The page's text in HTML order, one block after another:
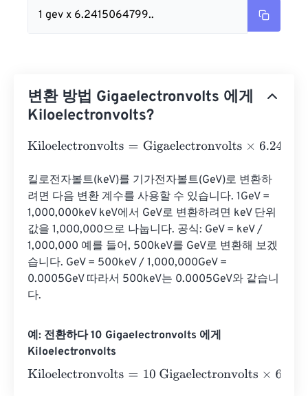
1 gev x 6.2415064799..
변환 방법 Gigaelectronvolts 에게
Kiloelectronvolts?
Kiloelectronvolts=Gigaelectronvolts×
킬로전자볼트(keV)를 기가전자볼트(GeV)로 변환하
려면 다음 변환 계수를 사용할 수 있습니다. 1GeV =
1,000,000keV keV에서 GeV로 변환하려면 keV 단위
값을 1,000,000으로 나눕니다. 공식: GeV = keV /
1,000,000 예를 들어, 500keV를 GeV로 변환해 보겠
습니다. GeV = 500keV / 1,000,000GeV =
0.0005GeV 따라서 500keV는 0.0005GeV와 같습니
다.
예: 전환하다 10 Gigaelectronvolts 에게
Kiloelectronvolts
Kiloelectronvolts=10 Gigaelectronvolts×